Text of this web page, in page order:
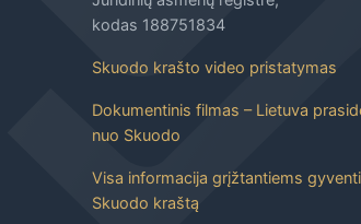
kodas 188751834
Skuodo krašto video pristatymas
Dokumentinis filmas – Lietuva
nuo Skuodo
Visa informacija grįžtantiems
Skuodo kraštą